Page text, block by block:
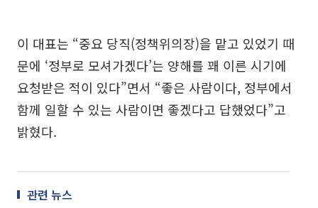
이 대표는 “중요 당직(정책위의장)을 맡고 있었기 때
문에 ‘정부로 모셔가겠다’는 양해를 꽤 이른 시기에
요청받은 적이 있다”면서 “좋은 사람이다, 정부에서
함께 일할 수 있는 사람이면 좋겠다고 답했었다”고
밝혔다.
관련 뉴스